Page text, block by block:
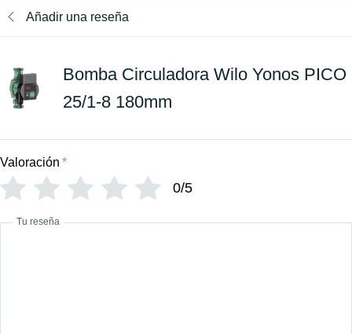
Añadir una reseña
Bomba Circuladora Wilo Yonos PICO
25/1-8 180mm
Valoración *
0/5
Tu reseña